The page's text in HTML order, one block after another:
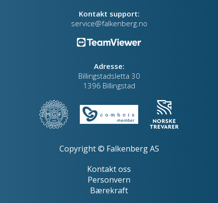
Kontakt support:
service@falkenberg.no
Adresse:
Billingstadsletta 30
1396 Billingstad
Copyright © Falkenberg AS
Kontakt oss
Personvern
Bærekraft